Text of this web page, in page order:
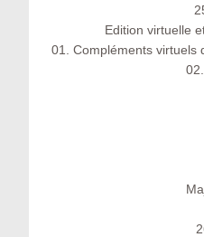
Edition virtuelle
01. Compléments virtuels